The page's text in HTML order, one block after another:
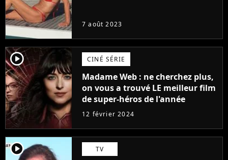
7 août 2023
player2 CINÉ SÉRIE
Madame Web : ne cherchez plus,
on vous a trouvé LE meilleur film
de super-héros de l'année
12 février 2024
player2 TV